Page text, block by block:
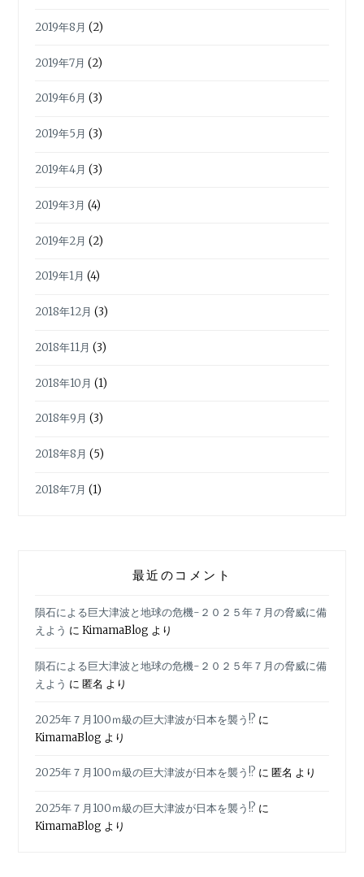
2019年8月 (2)
2019年7月 (2)
2019年6月 (3)
2019年5月 (3)
2019年4月 (3)
2019年3月 (4)
2019年2月 (2)
2019年1月 (4)
2018年12月 (3)
2018年11月 (3)
2018年10月 (1)
2018年9月 (3)
2018年8月 (5)
2018年7月 (1)
最近のコメント
隕石による巨大津波と地球の危機-２０２５年７月の脅威に備
えよう にKimamaBlog より
隕石による巨大津波と地球の危機-２０２５年７月の脅威に備
えよう に匿名 より
2025年７月100ｍ級の巨大津波が日本を襲う!? に
KimamaBlog より
2025年７月100ｍ級の巨大津波が日本を襲う!? に匿名 より
2025年７月100ｍ級の巨大津波が日本を襲う!? に
KimamaBlog より